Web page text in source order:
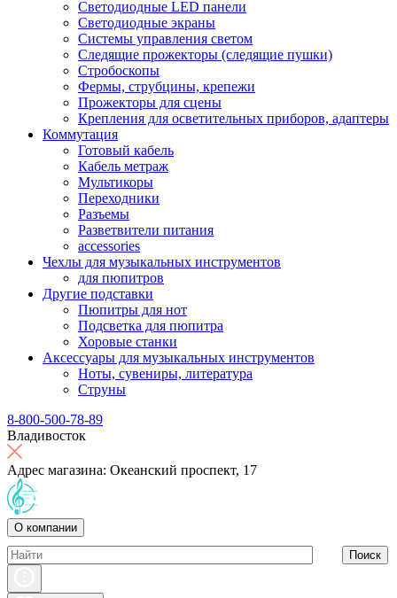
Светодиодные LED панели
Светодиодные экраны
Системы управления светом
Следящие прожекторы (следящие пушки)
Стробоскопы
Фермы, струбцины, крепежи
Прожекторы для сцены
Крепления для осветительных приборов, адаптеры
Коммутация
Готовый кабель
Кабель метраж
Мультикоры
Переходники
Разъемы
Разветвители питания
accessories
Чехлы для музыкальных инструментов
для пюпитров
Другие подставки
Пюпитры для нот
Подсветка для пюпитра
Хоровые станки
Аксессуары для музыкальных инструментов
Ноты, сувениры, литература
Струны
8-800-500-78-89
Владивосток
Адрес магазина: Океанский проспект, 17
О компании
Поиск